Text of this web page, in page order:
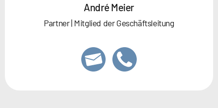
André Meier
Partner | Mitglied der Geschäftsleitung